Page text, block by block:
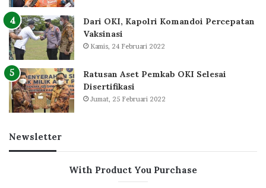
Dari OKI, Kapolri Komandoi Percepatan
Vaksinasi
Kamis, 24 Februari 2022
Ratusan Aset Pemkab OKI Selesai
Disertifikasi
Jumat, 25 Februari 2022
Newsletter
With Product You Purchase